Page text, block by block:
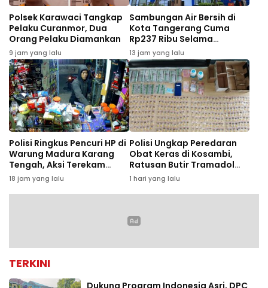
Polsek Karawaci Tangkap
Pelaku Curanmor, Dua
Orang Pelaku Diamankan
9 jam yang lalu
Sambungan Air Bersih di
Kota Tangerang Cuma
Rp237 Ribu Selama
Agustus, Ini Syaratnya
13 jam yang lalu
Polisi Ringkus Pencuri HP di
Warung Madura Karang
Tengah, Aksi Terekam
CCTV
18 jam yang lalu
Polisi Ungkap Peredaran
Obat Keras di Kosambi,
Ratusan Butir Tramadol
dan Hexymer Disita
1 hari yang lalu
TERKINI